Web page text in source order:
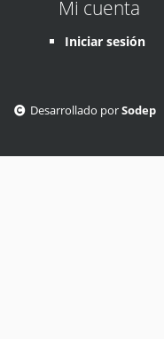
Mi cuenta
Iniciar sesión
Desarrollado porSodep